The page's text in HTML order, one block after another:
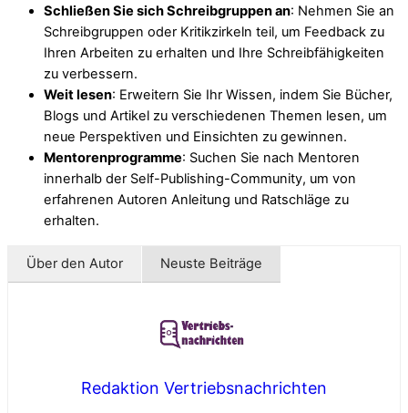
Schließen Sie sich Schreibgruppen an: Nehmen Sie an
Schreibgruppen oder Kritikzirkeln teil, um Feedback zu
Ihren Arbeiten zu erhalten und Ihre Schreibfähigkeiten
zu verbessern.
Weit lesen: Erweitern Sie Ihr Wissen, indem Sie Bücher,
Blogs und Artikel zu verschiedenen Themen lesen, um
neue Perspektiven und Einsichten zu gewinnen.
Mentorenprogramme: Suchen Sie nach Mentoren
innerhalb der Self-Publishing-Community, um von
erfahrenen Autoren Anleitung und Ratschläge zu
erhalten.
Über den Autor Neuste Beiträge
Redaktion Vertriebsnachrichten